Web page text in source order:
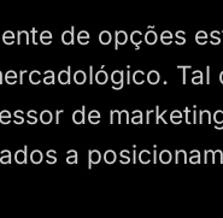
de opções
de
a